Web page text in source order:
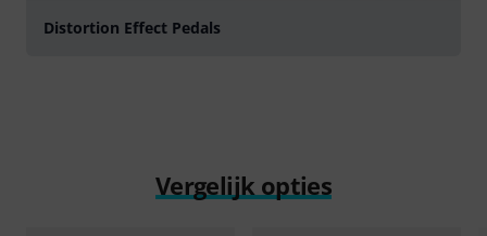
Distortion Effect Pedals
Vergelijk opties